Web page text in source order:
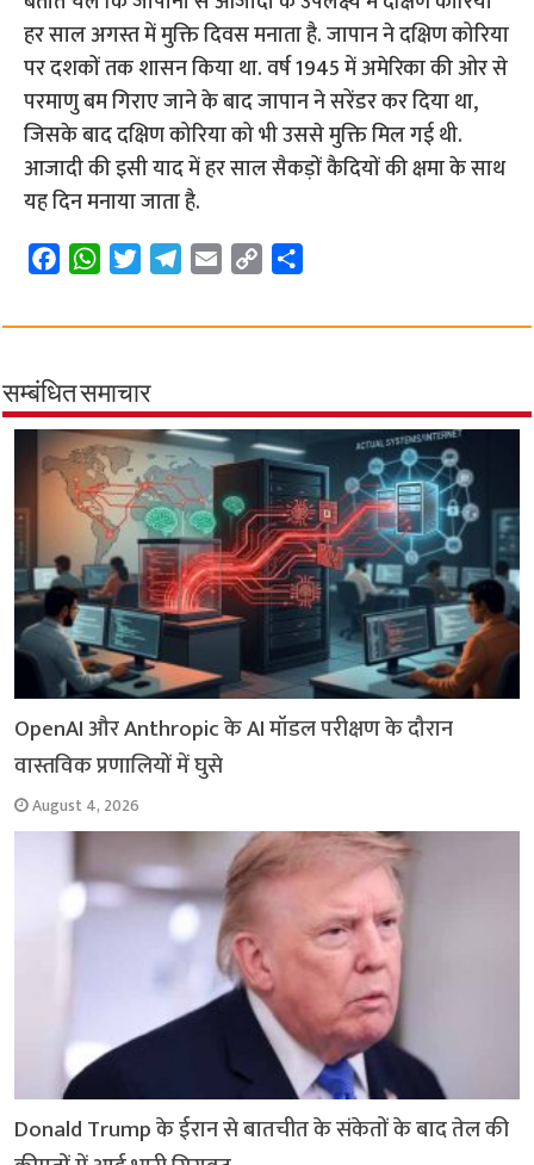
हर साल अगस्त में मुक्ति दिवस मनाता है. जापान ने दक्षिण कोरिया
पर दशकों तक शासन किया था. वर्ष 1945 में अमेरिका की ओर से
परमाणु बम गिराए जाने के बाद जापान ने सरेंडर कर दिया था,
जिसके बाद दक्षिण कोरिया को भी उससे मुक्ति मिल गई थी.
आजादी की इसी याद में हर साल सैकड़ों कैदियों की क्षमा के साथ
यह दिन मनाया जाता है.
c
b
o
o
k
W
a
s
A
p
p
i
t
e
r
l
r
a
m
a
p
i
n
k
a
सम्बंधित समाचार
OpenAI और Anthropic के AI मॉडल परीक्षण के दौरान
वास्तविक प्रणालियों में घुसे
August 4, 2026
Donald Trump के ईरान से बातचीत के संकेतों के बाद तेल की